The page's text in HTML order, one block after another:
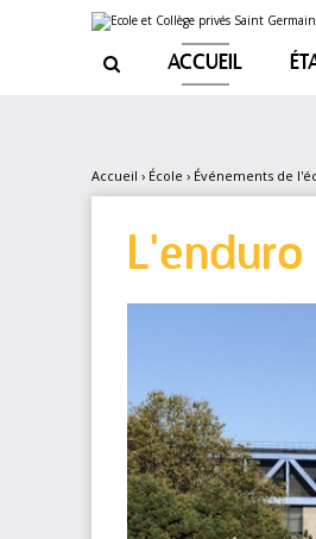
 ACCUEIL
Accueil › École › Événements de